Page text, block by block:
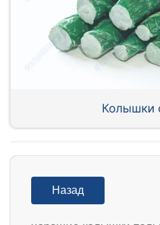
Колышки
Назад